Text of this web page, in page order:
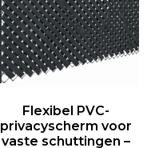
Flexibel PVC-
privacyscherm voor
vaste schuttingen –